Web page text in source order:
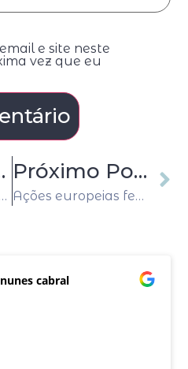
e site neste
vez que eu
Aeroportos, estações de ônibus e trens na Alemanha ficam paralisados devido a greve
Próximo Post
Ações europeias fecham estáveis com sentimento sobre bancos ainda frágil
cabral